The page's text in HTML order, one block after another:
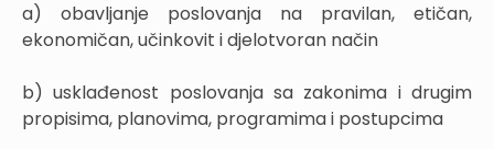
a) obavljanje poslovanja na pravilan, etičan,
ekonomičan, učinkovit i djelotvoran način
b) usklađenost poslovanja sa zakonima i drugim
propisima, planovima, programima i postupcima